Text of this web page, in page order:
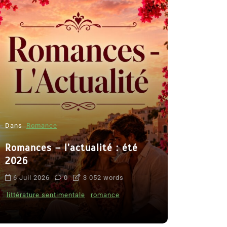
Dans Romance
Romances – l’actualité : été
2026
6 Juil 2026 0 3 052 words
littérature sentimentale romance